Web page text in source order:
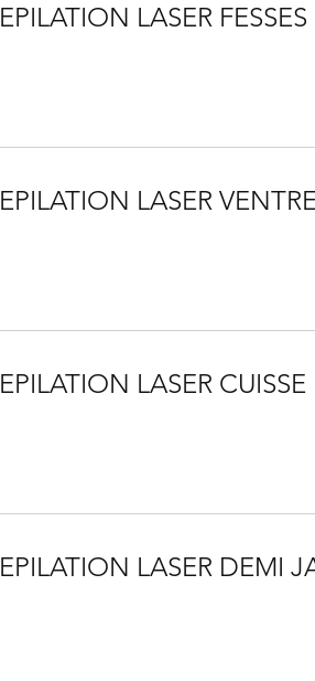
EPILATION LASER FESSES
EPILATION LASER
EPILATION LASER CUISSE
EPILATION LASER DEMI